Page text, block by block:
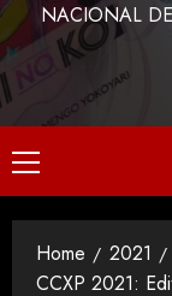
NACIONAL
Home 2021
CCXP 2021: